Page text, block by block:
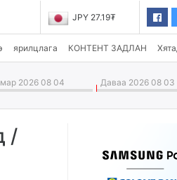
JPY 27.19₮
ярилцлага КОНТЕНТ ЗАДЛАН
2026 08 04 Даваа 2026 08 03
/